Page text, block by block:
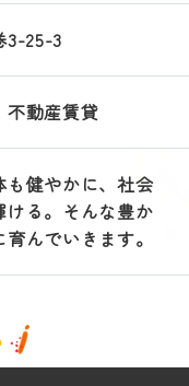
3-25-3
不動産賃貸
も健やかに、社会
ける。そんな豊か
んでいきます。